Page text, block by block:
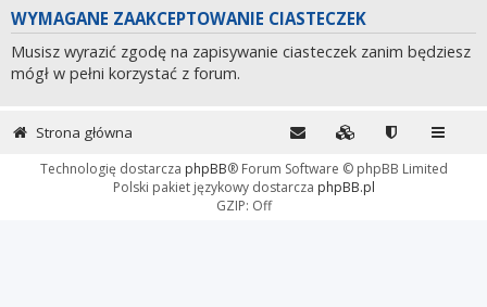
WYMAGANE ZAAKCEPTOWANIE CIASTECZEK
Musisz wyrazić zgodę na zapisywanie ciasteczek zanim będziesz
mógł w pełni korzystać z forum.
Strona główna
Technologię dostarcza phpBB® Forum Software © phpBB Limited
Polski pakiet językowy dostarcza phpBB.pl
GZIP: Off